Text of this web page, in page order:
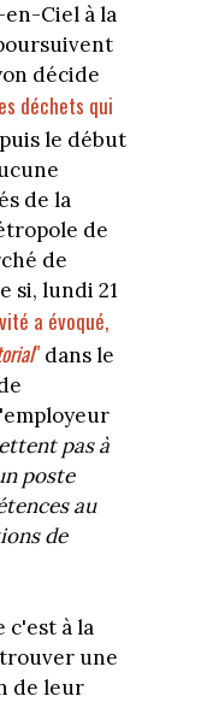
Ciel à la
décide
déchets qui
le début
de la
de
de
si, lundi 21
a évoqué,
"dans le
pas à
poste
au
de
c'est à la
une
de leur